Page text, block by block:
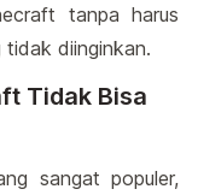
tanpa harus
diinginkan.
Tidak Bisa
sangat populer,